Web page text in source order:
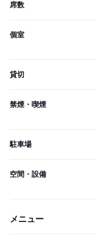
席数
個室
貸切
禁煙・喫煙
駐車場
空間・設備
メニュー